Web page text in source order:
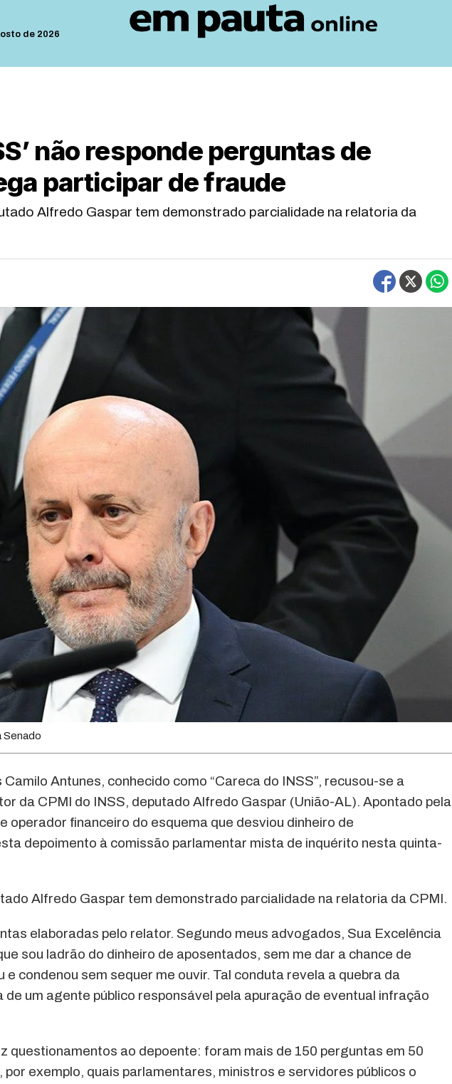
de 2026
não responde perguntas de
participar de fraude
Alfredo Gaspar tem demonstrado parcialidade na relatoria da
Senado
Antunes, conhecido como “Careca do INSS”, recusou-se a
da CPMI do INSS, deputado Alfredo Gaspar (União-AL). Apontado pela
operador financeiro do esquema que desviou dinheiro de
depoimento à comissão parlamentar mista de inquérito nesta quinta-
Alfredo Gaspar tem demonstrado parcialidade na relatoria da CPMI.
elaboradas pelo relator. Segundo meus advogados, Sua Excelência
sou ladrão do dinheiro de aposentados, sem me dar a chance de
condenou sem sequer me ouvir. Tal conduta revela a quebra da
de um agente público responsável pela apuração de eventual infração
questionamentos ao depoente: foram mais de 150 perguntas em 50
por exemplo, quais parlamentares, ministros e servidores públicos o